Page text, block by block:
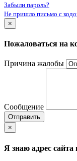
Забыли пароль?
Не пришло письмо с
×
Пожаловаться на
Причина жалобы
Сообщение
Отправить
×
Я знаю адрес